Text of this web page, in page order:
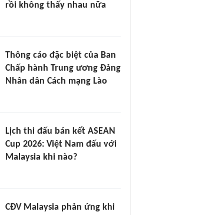
rồi không thấy nhau nữa
Thông cáo đặc biệt của Ban
Chấp hành Trung ương Đảng
Nhân dân Cách mạng Lào
Lịch thi đấu bán kết ASEAN
Cup 2026: Việt Nam đấu với
Malaysia khi nào?
CĐV Malaysia phản ứng khi